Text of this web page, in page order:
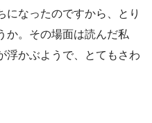
になったのですから、とり
か。その場面は読んだ私
浮かぶようで、とてもさわ